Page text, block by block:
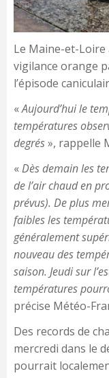
Le Maine-et-Loire
vigilance orange
l’épisode
«Aujourd’hui le
températures
degrés», rappelle
«Dès demain les
de l’air chaud en
prévus). De plus
faibles les
généralement
nouveau des
saison. Jeudi sur
températures
précise Météo-
Des records de
mercredi dans le
pourrait